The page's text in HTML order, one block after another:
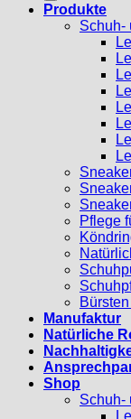
Produkte
Schuh-
Pflege
Manufaktur
Natürliche
Shop
Schuh-